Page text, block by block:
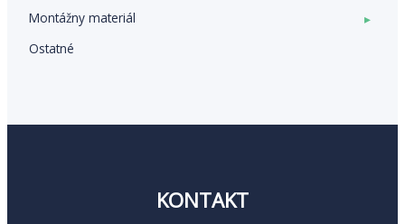
Montážny materiál
▸
Ostatné
KONTAKT